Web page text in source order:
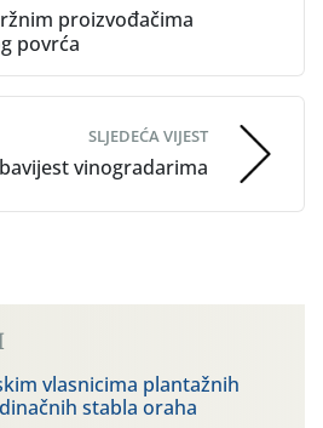
proizvođačima
povrća
SLJEDEĆA VIJEST
vinogradarima
vlasnicima plantažnih
stabla oraha